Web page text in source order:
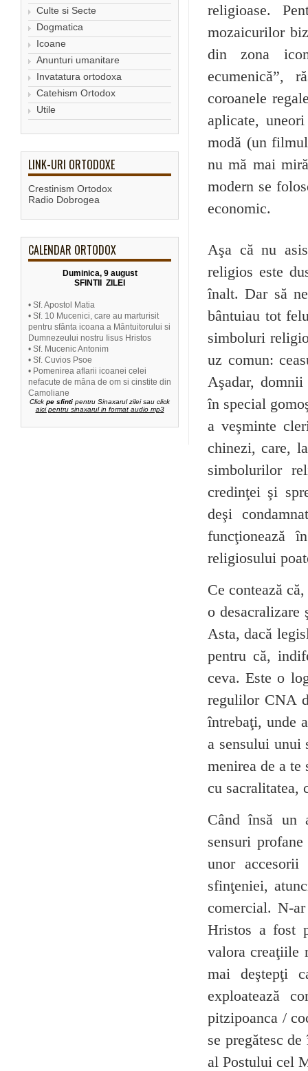
religioase.
mozaicurilor
din zona
ecumenică”,
coroanele
aplicate,
modă (un
nu mă mai
modern se
economic.
Aşa că nu
religios este
înalt. Dar să
bântuiau tot
simboluri
uz comun:
Aşadar, domnii
în special
a veşminte
chinezi, care,
simbolurilor
credinţei şi
deşi
funcţionează
religiosului
Ce contează
o desacralizare
Asta, dacă
pentru că,
ceva. Este o
regulilor CNA
întrebaţi, unde
a sensului unui
menirea de a
cu sacralitatea,
Când însă un
sensuri
unor
sfinţeniei,
comercial. N-
Hristos a fost
valora creaţiile
mai deştepţi
exploatează
pitzipoanca /
se pregătesc
al Postului cel
Culte si Secte
Dogmatica
Icoane
Anunturi umanitare
Invatatura ortodoxa
Catehism Ortodox
Utile
LINK-URI ORTODOXE
Crestinism Ortodox
Radio Dobrogea
CALENDAR ORTODOX
Duminica, 9 august
SFINTII ZILEI
• Sf. Apostol Matia
• Sf. 10 Mucenici, care au marturisit
pentru sfânta icoana a Mântuitorului si
Dumnezeului nostru Iisus Hristos
• Sf. Mucenic Antonim
• Sf. Cuvios Psoe
• Pomenirea aflarii icoanei celei
nefacute de mâna de om si cinstite din
Camoliane
Click pe sfinti pentru Sinaxarul zilei sau click
aici pentru sinaxarul in format audio mp3